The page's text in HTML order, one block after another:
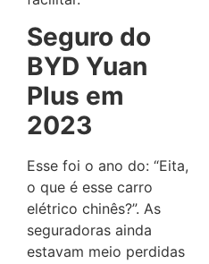
Seguro do
BYD Yuan
Plus em
2023
Esse foi o ano do: “Eita,
o que é esse carro
elétrico chinês?”. As
seguradoras ainda
estavam meio perdidas